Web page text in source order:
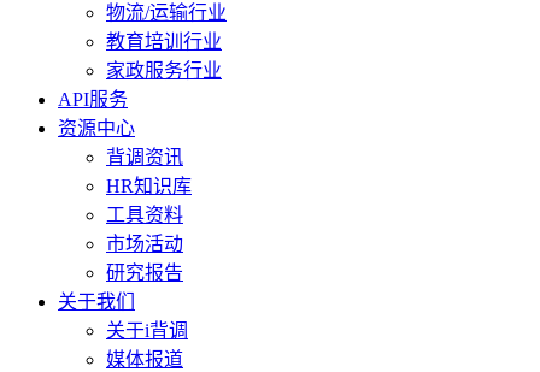
物流/运输行业
教育培训行业
家政服务行业
API服务
资源中心
背调资讯
HR知识库
工具资料
市场活动
研究报告
关于我们
关于i背调
媒体报道